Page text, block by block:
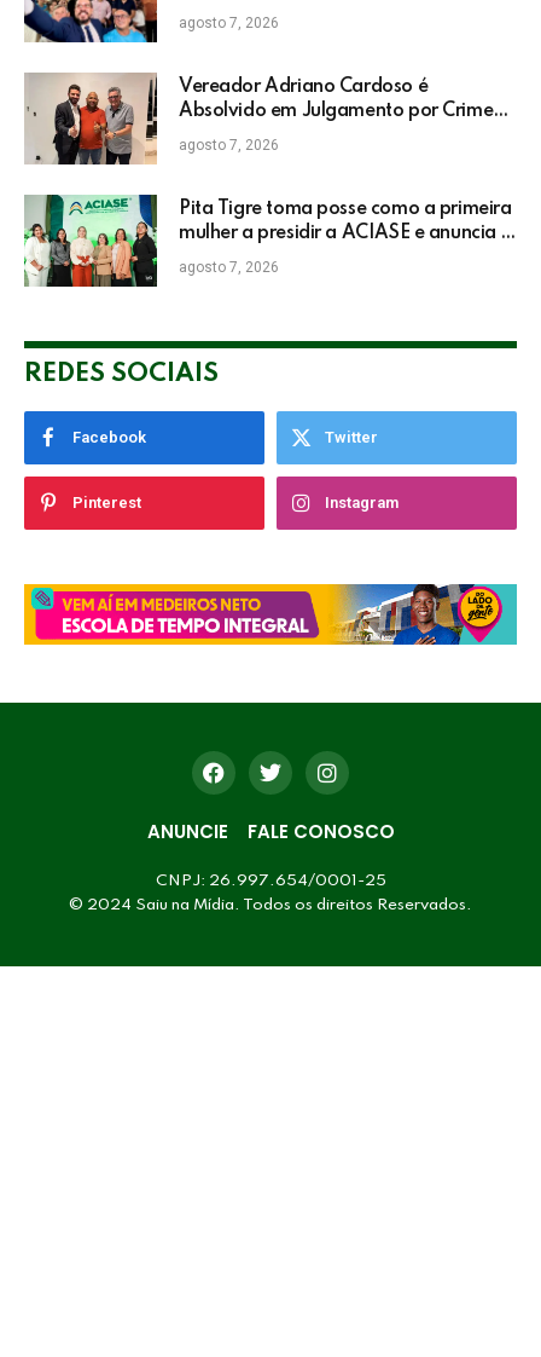
do IDEB da rede pública de Itabela
agosto 7, 2026
Vereador Adriano Cardoso é
Absolvido em Julgamento por Crime
Eleitoral no TRE
agosto 7, 2026
Pita Tigre toma posse como a primeira
mulher a presidir a ACIASE e anuncia a
retomada do Prêmio Destaque
Empresarial
agosto 7, 2026
REDES SOCIAIS
Facebook Twitter
Pinterest Instagram
ANUNCIE FALE CONOSCO
CNPJ: 26.997.654/0001-25
© 2024 Saiu na Mídia. Todos os direitos Reservados.